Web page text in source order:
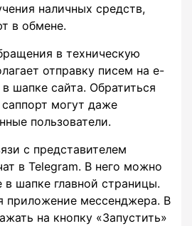
наличных средств,
в обмене.
в техническую
отправку писем на e-
шапке сайта. Обратиться
могут даже
пользователи.
с представителем
в Telegram. В него можно
в шапке главной страницы.
приложение мессенджера. В
на кнопку «Запустить»